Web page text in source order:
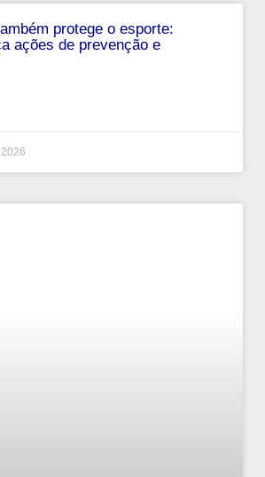
protege o esporte:
ações de prevenção e